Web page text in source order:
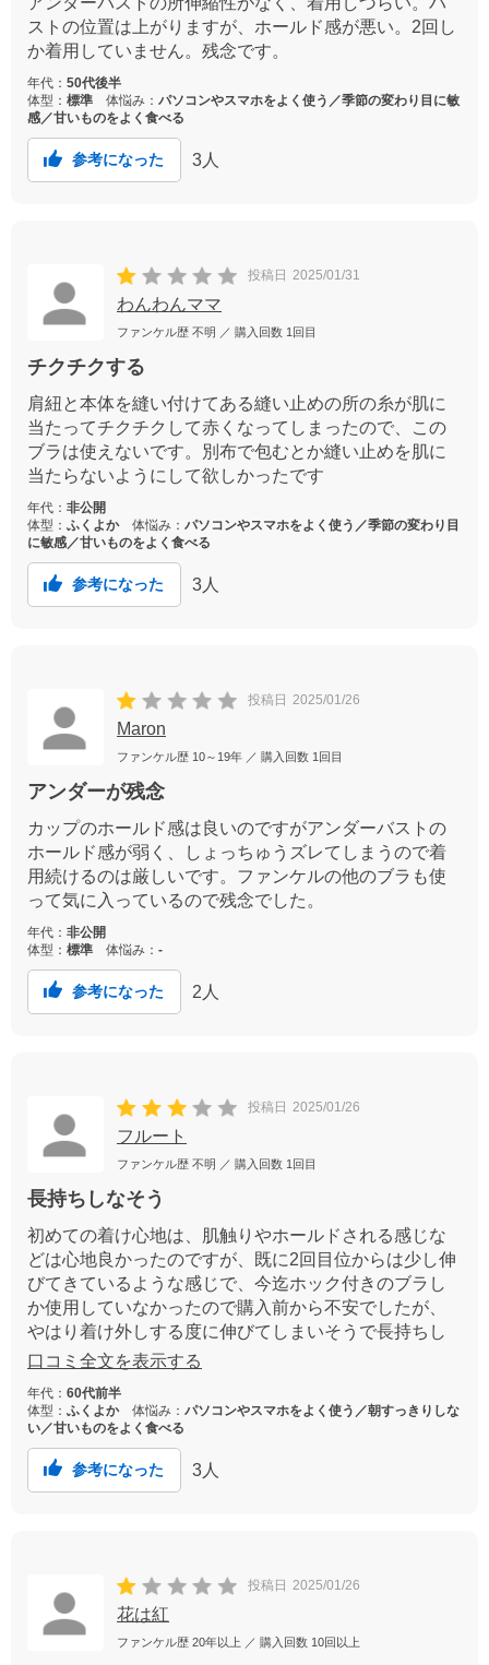
ストの位置は上がりますが、ホールド感が悪い。2回し
か着用していません。残念です。
年代： 50代後半
体型： 標準 体悩み： パソコンやスマホをよく使う／季節の変わり目に敏
感／甘いものをよく食べる
参考になった 3 人
投稿日 2025/01/31
わんわんママ
ファンケル歴 不明 ／ 購入回数 1回目
チクチクする
肩紐と本体を縫い付けてある縫い止めの所の糸が肌に
当たってチクチクして赤くなってしまったので、この
ブラは使えないです。別布で包むとか縫い止めを肌に
当たらないようにして欲しかったです
年代： 非公開
体型： ふくよか体悩み： パソコンやスマホをよく使う／季節の変わり目
に敏感／甘いものをよく食べる
参考になった 3 人
投稿日 2025/01/26
Maron
ファンケル歴 10～19年 ／ 購入回数 1回目
アンダーが残念
カップのホールド感は良いのですがアンダーバストの
ホールド感が弱く、しょっちゅうズレてしまうので着
用続けるのは厳しいです。ファンケルの他のブラも使
って気に入っているので残念でした。
年代： 非公開
体型： 標準 体悩み： -
参考になった 2 人
投稿日 2025/01/26
フルート
ファンケル歴 不明 ／ 購入回数 1回目
長持ちしなそう
初めての着け心地は、肌触りやホールドされる感じな
どは心地良かったのですが、既に2回目位からは少し伸
びてきているような感じで、今迄ホック付きのブラし
か使用していなかったので購入前から不安でしたが、
やはり着け外しする度に伸びてしまいそうで長持ちし
ない感じで、次回はホック付きの物を購入しようと思
口コミ全文を表示する
年代： 60代前半
体型： ふくよか体悩み： パソコンやスマホをよく使う／朝すっきりしな
い／甘いものをよく食べる
参考になった 3 人
投稿日 2025/01/26
花は紅
ファンケル歴 20年以上 ／ 購入回数 10回以上